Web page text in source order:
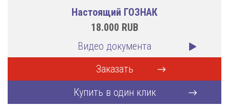
Настоящий ГОЗНАК
18.000 RUB
Видео документа
Заказать
Купить в один клик